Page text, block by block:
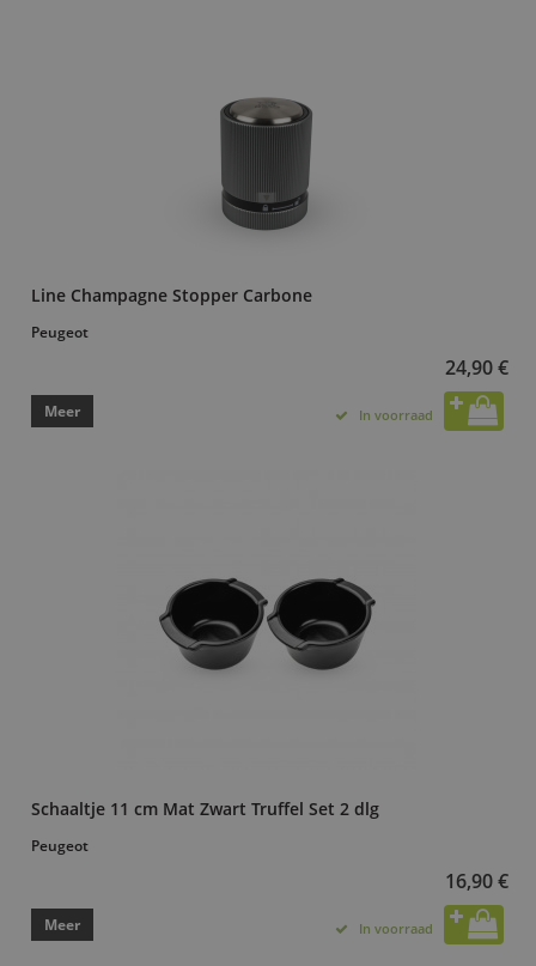
Line Champagne Stopper Carbone
Peugeot
24,90 €
Meer In voorraad
Schaaltje 11 cm Mat Zwart Truffel Set 2 dlg
Peugeot
16,90 €
Meer In voorraad